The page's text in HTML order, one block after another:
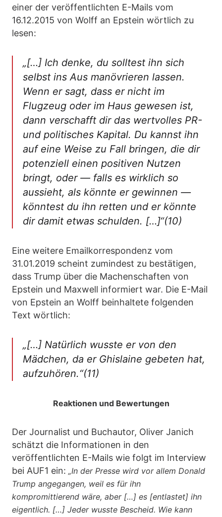
einer der veröffentlichten E-Mails vom
16.12.2015 von Wolff an Epstein wörtlich zu
lesen:
„[…] Ich denke, du solltest ihn sich
selbst ins Aus manövrieren lassen.
Wenn er sagt, dass er nicht im
Flugzeug oder im Haus gewesen ist,
dann verschafft dir das wertvolles PR-
und politisches Kapital. Du kannst ihn
auf eine Weise zu Fall bringen, die dir
potenziell einen positiven Nutzen
bringt, oder — falls es wirklich so
aussieht, als könnte er gewinnen —
könntest du ihn retten und er könnte
dir damit etwas schulden. […]“(10)
Eine weitere Emailkorrespondenz vom
31.01.2019 scheint zumindest zu bestätigen,
dass Trump über die Machenschaften von
Epstein und Maxwell informiert war. Die E-Mail
von Epstein an Wolff beinhaltete folgenden
Text wörtlich:
„[…] Natürlich wusste er von den
Mädchen, da er Ghislaine gebeten hat,
aufzuhören.“(11)
Reaktionen und Bewertungen
Der Journalist und Buchautor, Oliver Janich
schätzt die Informationen in den
veröffentlichten E-Mails wie folgt im Interview
bei AUF1 ein: „In der Presse wird vor allem Donald
Trump angegangen, weil es für ihn
kompromittierend wäre, aber […] es [entlastet] ihn
eigentlich. […] Jeder wusste Bescheid. Wie kann